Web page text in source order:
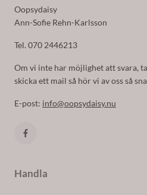
Oopsydaisy
Ann-Sofie Rehn-Karlsson
Tel. 070 2446213
Om vi inte har möjlighet att svara,
skicka ett mail så hör vi av oss så
E-post: info@oopsydaisy.nu
Handla